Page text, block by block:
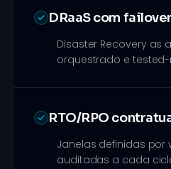
DRaaS com
Disaster Recovery as
orquestrado e
RTO/RPO
Janelas definidas por
auditadas a cada